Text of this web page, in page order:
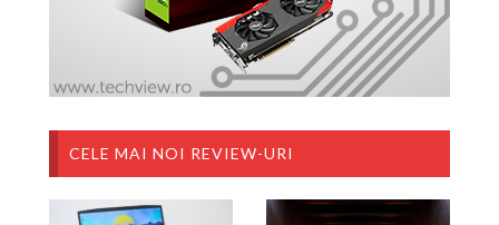
CELE MAI NOI REVIEW-URI